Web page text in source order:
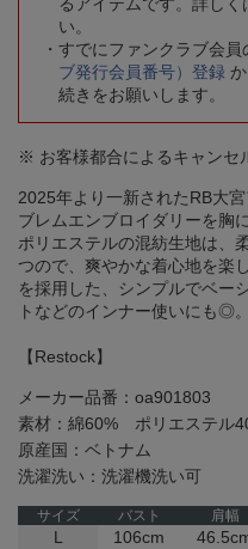
い。
すでにファンクラブ会員
ブ発行会員番号）登録
続きをお願いします。
※ お客様都合によるキャンセ
2025年より一新されたRB大
ブレムエンブロイダリーを胸
ポリエステルの混紡生地は、
つので、爽やかな着心地を楽
を採用した、シンプルでベー
トなどのインナー使いにも◎。
【Restock】
メーカー品番：oa901803
素材：綿60% ポリエステル
原産国：ベトナム
洗濯洗い：洗濯機洗い可
サイズ バスト 肩幅
L 106cm